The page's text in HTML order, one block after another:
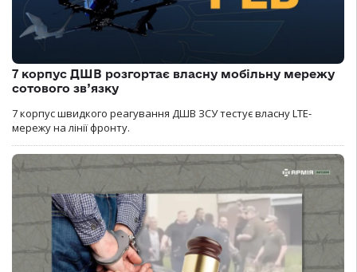
7 корпус ДШВ розгортає власну мобільну мережу
сотового зв’язку
7 корпус швидкого реагування ДШВ ЗСУ тестує власну LTE-
мережу на лінії фронту.